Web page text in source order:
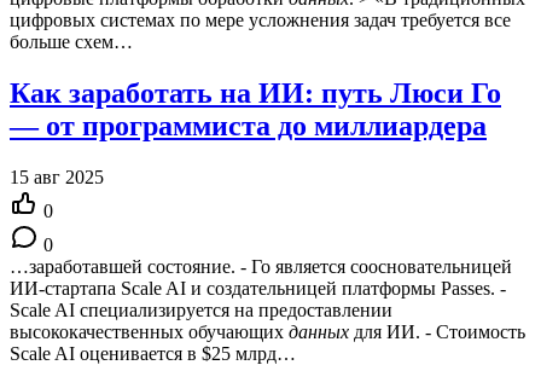
цифровых системах по мере усложнения задач требуется все
больше схем…
Как заработать на ИИ: путь Люси Го
— от программиста до миллиардера
15 авг 2025
0
0
…заработавшей состояние. - Го является соосновательницей
ИИ-стартапа Scale AI и создательницей платформы Passes. -
Scale AI специализируется на предоставлении
высококачественных обучающих данных для ИИ. - Стоимость
Scale AI оценивается в $25 млрд…